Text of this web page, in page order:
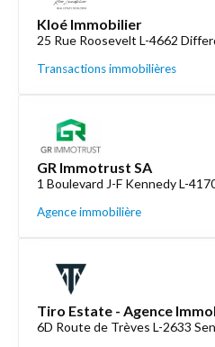
Kloé Immobilier
25 Rue Roosevelt L-4662
Transactions immobilières
GR Immotrust SA
1 Boulevard J-F Kennedy L-
Agence immobilière
Tiro Estate - Agence
6D Route de Trèves L-2633